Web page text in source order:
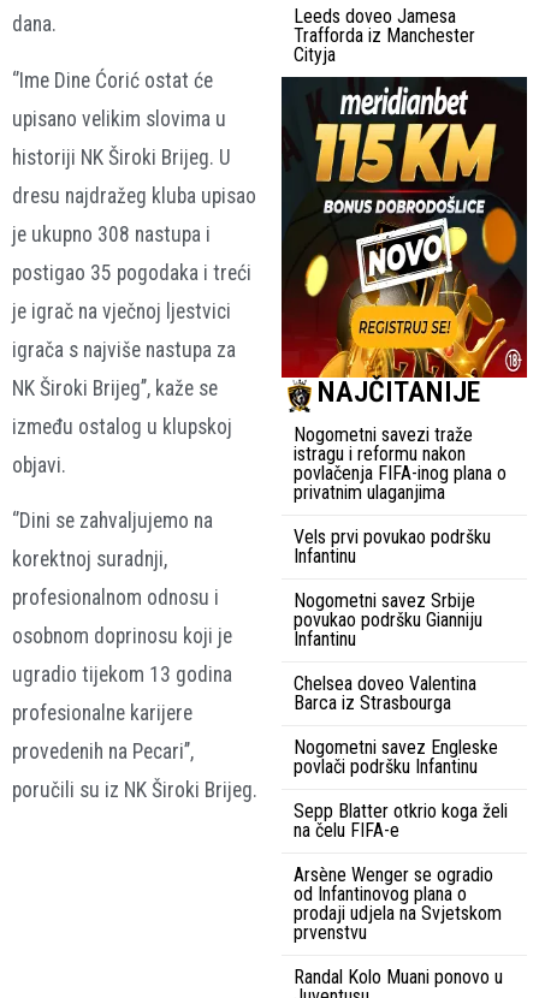
dana.
‘’Ime Dine Ćorić ostat će
upisano velikim slovima u
historiji NK Široki Brijeg. U
dresu najdražeg kluba upisao
je ukupno 308 nastupa i
postigao 35 pogodaka i treći
je igrač na vječnoj ljestvici
igrača s najviše nastupa za
NK Široki Brijeg’’, kaže se
između ostalog u klupskoj
objavi.
‘’Dini se zahvaljujemo na
korektnoj suradnji,
profesionalnom odnosu i
osobnom doprinosu koji je
ugradio tijekom 13 godina
profesionalne karijere
provedenih na Pecari’’,
poručili su iz NK Široki Brijeg.
Leeds doveo Jamesa
Trafforda iz Manchester
Cityja
NAJČITANIJE
Nogometni savezi traže
istragu i reformu nakon
povlačenja FIFA-inog plana o
privatnim ulaganjima
Vels prvi povukao podršku
Infantinu
Nogometni savez Srbije
povukao podršku Gianniju
Infantinu
Chelsea doveo Valentina
Barca iz Strasbourga
Nogometni savez Engleske
povlači podršku Infantinu
Sepp Blatter otkrio koga želi
na čelu FIFA-e
Arsène Wenger se ogradio
od Infantinovog plana o
prodaji udjela na Svjetskom
prvenstvu
Randal Kolo Muani ponovo u